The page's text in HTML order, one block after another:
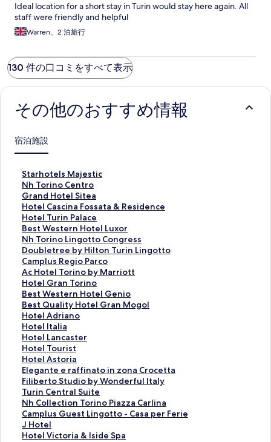
Ideal location for a short stay in Turin would stay here again. All
staff were friendly and helpful
Warren、2 泊旅行
130 件の口コミをすべて表示
その他のおすすめ情報
宿泊施設
Starhotels Majestic
S
t
a
r
h
o
t
e
l
s
M
a
j
e
s
t
i
c
の
ペ
ー
ジ
を
開
く
Nh Torino Centro
N
h
T
o
r
i
n
o
C
e
n
t
r
o
の
ペ
ー
ジ
を
開
く
リ
ン
ク
Grand Hotel Sitea
G
r
a
n
d
H
o
t
e
l
S
i
t
e
a
の
ペ
ー
ジ
を
開
く
リ
Hotel Cascina Fossata & Residence
H
o
t
e
l
C
a
s
c
i
n
a
F
o
s
s
a
t
a
&
R
e
Hotel Turin Palace
H
o
t
e
l
T
u
r
i
n
P
a
l
a
c
e
の
ペ
ー
ジ
を
Best Western Hotel Luxor
B
e
s
t
W
e
s
t
e
r
n
H
o
t
e
l
L
u
x
o
Nh Torino Lingotto Congress
N
h
T
o
r
i
n
o
L
i
n
g
o
t
t
o
C
o
n
Doubletree by Hilton Turin Lingotto
D
o
u
b
l
e
t
r
e
e
b
y
H
i
l
t
o
n
Camplus Regio Parco
C
a
m
p
l
u
s
R
e
g
i
o
P
a
r
c
o
Ac Hotel Torino by Marriott
A
c
H
o
t
e
l
T
o
r
i
n
o
b
y
M
Hotel Gran Torino
H
o
t
e
l
G
r
a
n
T
o
r
i
n
o
Best Western Hotel Genio
B
e
s
t
W
e
s
t
e
r
n
H
o
t
Best Quality Hotel Gran Mogol
B
e
s
t
Q
u
a
l
i
t
y
H
o
Hotel Adriano
H
o
t
e
l
A
d
r
i
a
n
o
Hotel Italia
H
o
t
e
l
I
t
a
l
i
a
Hotel Lancaster
H
o
t
e
l
L
a
n
c
a
Hotel Tourist
H
o
t
e
l
T
o
u
r
Hotel Astoria
H
o
t
e
l
A
s
t
Elegante e raffinato in zona Crocetta
E
l
e
g
a
n
t
Filiberto Studio by Wonderful Italy
F
i
l
i
b
e
Turin Central Suite
T
u
r
i
n
Nh Collection Torino Piazza Carlina
N
h
C
o
Camplus Guest Lingotto - Casa per Ferie
C
a
m
J Hotel
J
H
Hotel Victoria & Iside Spa
H